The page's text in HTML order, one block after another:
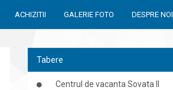
ACHIZITII GALERIE FOTO DESPRE NOI
Tabere
Centrul de vacanta Sovata II